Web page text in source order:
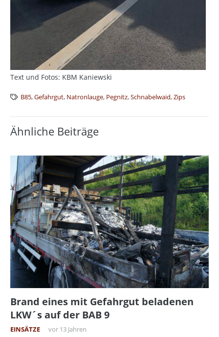
Text und Fotos: KBM Kaniewski
B85,Gefahrgut, Natronlauge, Pegnitz,Schnabelwaid,Zips
Ähnliche Beiträge
Brand eines mit Gefahrgut beladenen
LKW´s auf der BAB 9
EINSÄTZE vor 13 Jahren